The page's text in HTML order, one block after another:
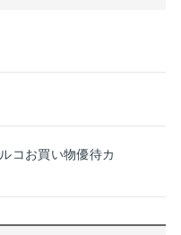
コお買い物優待カ